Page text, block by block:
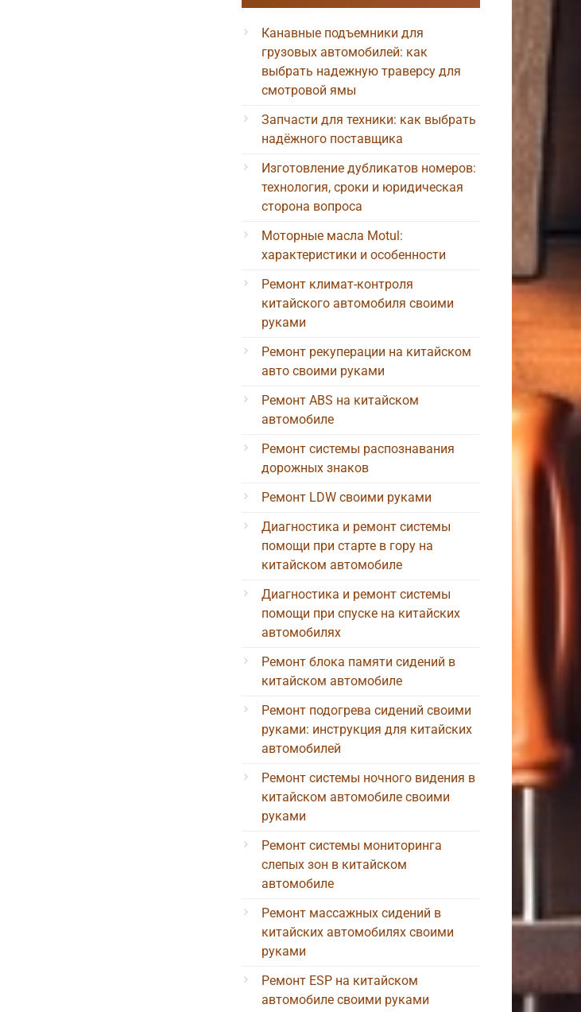
Канавные подъемники для
грузовых автомобилей: как
выбрать надежную траверсу для
смотровой ямы
Запчасти для техники: как выбрать
надёжного поставщика
Изготовление дубликатов номеров:
технология, сроки и юридическая
сторона вопроса
Моторные масла Motul:
характеристики и особенности
Ремонт климат-контроля
китайского автомобиля своими
руками
Ремонт рекуперации на китайском
авто своими руками
Ремонт ABS на китайском
автомобиле
Ремонт системы распознавания
дорожных знаков
Ремонт LDW своими руками
Диагностика и ремонт системы
помощи при старте в гору на
китайском автомобиле
Диагностика и ремонт системы
помощи при спуске на китайских
автомобилях
Ремонт блока памяти сидений в
китайском автомобиле
Ремонт подогрева сидений своими
руками: инструкция для китайских
автомобилей
Ремонт системы ночного видения в
китайском автомобиле своими
руками
Ремонт системы мониторинга
слепых зон в китайском
автомобиле
Ремонт массажных сидений в
китайских автомобилях своими
руками
Ремонт ESP на китайском
автомобиле своими руками